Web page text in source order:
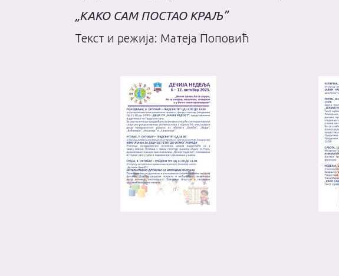
„КАКО САМ ПОСТАО КРАЉ”
Текст и режија: Матеја Поповић